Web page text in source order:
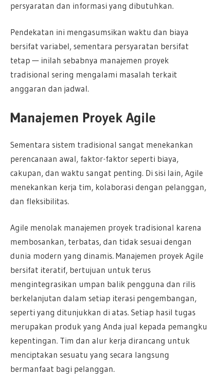
persyaratan dan informasi yang dibutuhkan.
Pendekatan ini mengasumsikan waktu dan biaya
bersifat variabel, sementara persyaratan bersifat
tetap — inilah sebabnya manajemen proyek
tradisional sering mengalami masalah terkait
anggaran dan jadwal.
Manajemen Proyek Agile
Sementara sistem tradisional sangat menekankan
perencanaan awal, faktor-faktor seperti biaya,
cakupan, dan waktu sangat penting. Di sisi lain, Agile
menekankan kerja tim, kolaborasi dengan pelanggan,
dan fleksibilitas.
Agile menolak manajemen proyek tradisional karena
membosankan, terbatas, dan tidak sesuai dengan
dunia modern yang dinamis. Manajemen proyek Agile
bersifat iteratif, bertujuan untuk terus
mengintegrasikan umpan balik pengguna dan rilis
berkelanjutan dalam setiap iterasi pengembangan,
seperti yang ditunjukkan di atas. Setiap hasil tugas
merupakan produk yang Anda jual kepada pemangku
kepentingan. Tim dan alur kerja dirancang untuk
menciptakan sesuatu yang secara langsung
bermanfaat bagi pelanggan.